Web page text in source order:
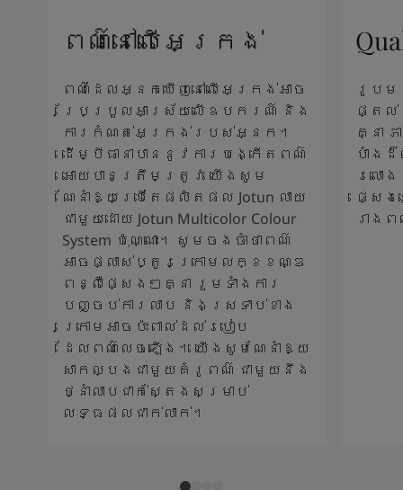
ពណ៌នៅលើអេក្រង់
ពណ៌ដែលអ្នកឃើញនៅលើអេក្រង់អាច
ប្រែប្រួលអាស្រ័យលើឧបករណ៍ និង
ការកំណត់អេក្រង់របស់អ្នក។
ដើម្បីធានាបាននូវការបង្កើតពណ៌
អោយបានត្រឹមត្រូវ យើងសូម
ណែនាំឱ្យប្រើតែផលិតផល Jotun លាយ
ជាមួយដោយ Jotun Multicolor Colour
System ប៉ុណ្ណោះ។ សូមចងចាំថាពណ៌
អាចផ្លាស់ប្តូរក្រោមលក្ខខណ្ឌ
ពន្លឺផ្សេងៗគ្នា រួមទាំងការ
បញ្ចប់ការលាប និងស្រទាប់ខាង
ក្រោមអាចប៉ះពាល់ដល់របៀប
ដែលពណ៌លេចឡើង។ យើងសូមណែនាំឱ្យ
សាកល្បងជាមួយគំរូពណ៌ ជាមួយនឹង
ថ្នាំលាបជាក់ស្តែងសម្រាប់
លទ្ធផលជាក់លាក់។
រូបម
ផ្តល់
គ្នា
បាំង
រលោ
ផ្សេ
រាង